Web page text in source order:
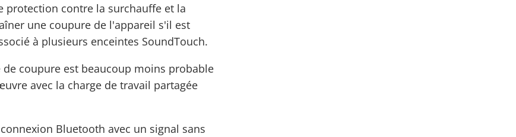
protection contre la surchauffe et la
une coupure de l'appareil s'il est
à plusieurs enceintes SoundTouch.
coupure est beaucoup moins probable
avec la charge de travail partagée
Bluetooth avec un signal sans